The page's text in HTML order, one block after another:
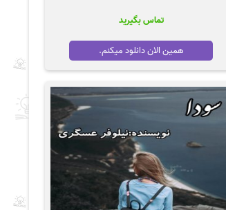
تماس بگیرید
همین الان دانلود میکنم.